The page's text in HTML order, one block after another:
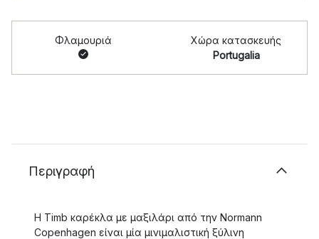
Φλαμουριά
Χώρα κατασκευής
Portugalia
Περιγραφή
Η Timb καρέκλα με μαξιλάρι από την Normann
Copenhagen είναι μία μινιμαλιστική ξύλινη